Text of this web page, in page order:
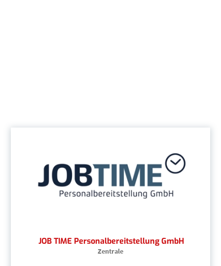
JOB TIME Personalbereitstellung GmbH
Zentrale